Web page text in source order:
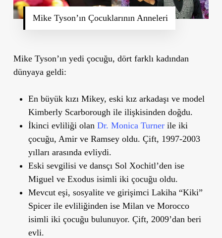
Mike Tyson’ın Çocuklarının Anneleri
Mike Tyson’ın yedi çocuğu, dört farklı kadından
dünyaya geldi:
En büyük kızı Mikey, eski kız arkadaşı ve model
Kimberly Scarborough ile ilişkisinden doğdu.
İkinci evliliği olan Dr. Monica Turnerile iki
çocuğu, Amir ve Ramsey oldu. Çift, 1997-2003
yılları arasında evliydi.
Eski sevgilisi ve dansçı Sol Xochitl’den ise
Miguel ve Exodus isimli iki çocuğu oldu.
Mevcut eşi, sosyalite ve girişimci Lakiha “Kiki”
Spicer ile evliliğinden ise Milan ve Morocco
isimli iki çocuğu bulunuyor. Çift, 2009’dan beri
evli.